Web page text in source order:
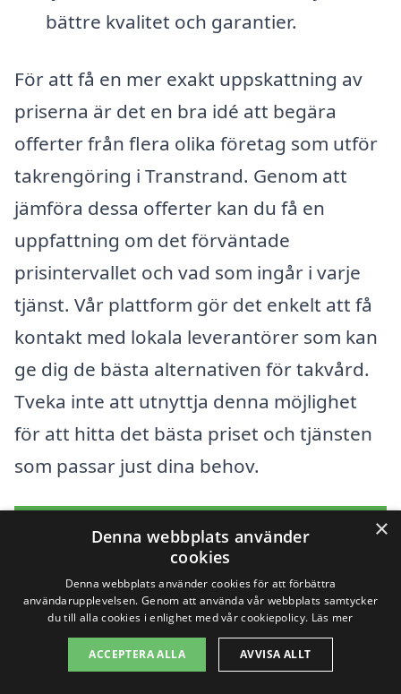
bättre kvalitet och garantier.
För att få en mer exakt uppskattning av
priserna är det en bra idé att begära
offerter från flera olika företag som utför
takrengöring i Transtrand. Genom att
jämföra dessa offerter kan du få en
uppfattning om det förväntade
prisintervallet och vad som ingår i varje
tjänst. Vår plattform gör det enkelt att få
kontakt med lokala leverantörer som kan
ge dig de bästa alternativen för takvård.
Tveka inte att utnyttja denna möjlighet
för att hitta det bästa priset och tjänsten
som passar just dina behov.
Få 3 erbjudanden, gratis och utan
Sök efter en
×
Denna webbplats använder
cookies
Denna webbplats använder cookies för att förbättra
användarupplevelsen. Genom att använda vår webbplats samtycker
du till alla cookies i enlighet med vår cookiepolicy. Läs mer
ACCEPTERA ALLA AVVISA ALLT